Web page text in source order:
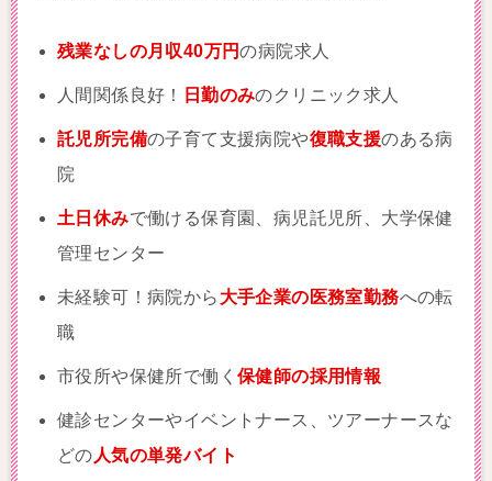
残業なしの月収40万円の病院求人
人間関係良好！ 日勤のみのクリニック求人
託児所完備の子育て支援病院や復職支援のある病
院
土日休みで働ける保育園、病児託児所、大学保健
管理センター
未経験可！病院から 大手企業の医務室勤務への転
職
市役所や保健所で働く 保健師の採用情報
健診センターやイベントナース、ツアーナースな
どの 人気の単発バイト